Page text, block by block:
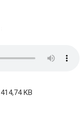
414,74 KB